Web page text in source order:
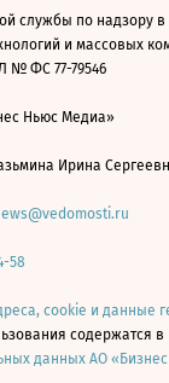
службы по надзору в
и массовых
№ ФС 77-79546
Ньюс Медиа»
Ирина
58
cookie и данные
содержатся в
данных АО